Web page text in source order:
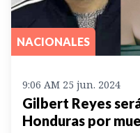
NACIONALES
9:06 AM 25 jun. 2024
Gilbert Reyes
Honduras por